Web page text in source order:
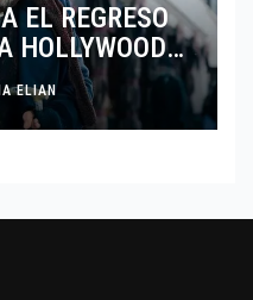
EL REGRESO
HOLLYWOOD
EL CINE
ELIAN